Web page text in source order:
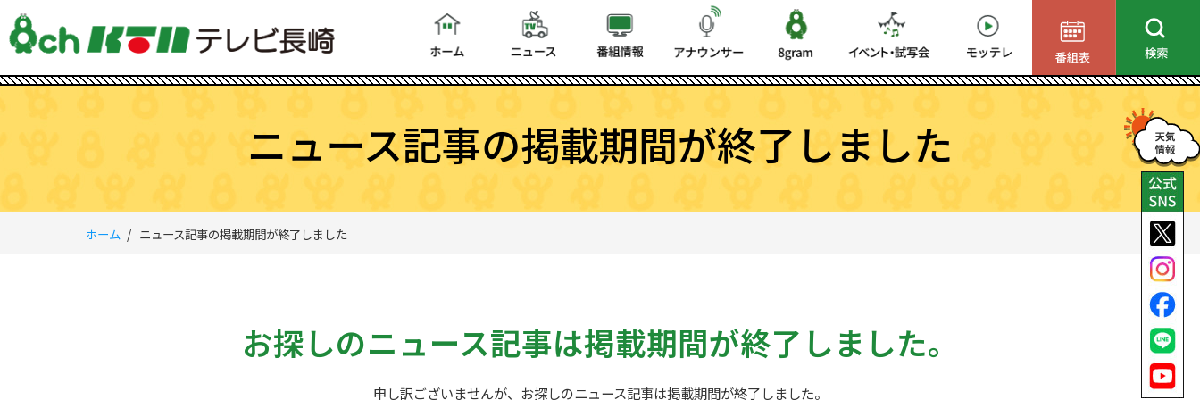
ニュース記事の掲載期間が終了しました
ホーム ニュース記事の掲載期間が終了しました
お探しのニュース記事は掲載期間が終了しました。
申し訳ございませんが、お探しのニュース記事は掲載期間が終了しました。